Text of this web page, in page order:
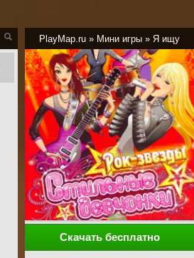
PlayMap.ru » Мини игры » Я ищу
Скачать бесплатно